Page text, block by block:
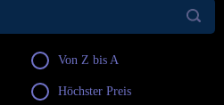
Von Z bis A
Höchster Preis